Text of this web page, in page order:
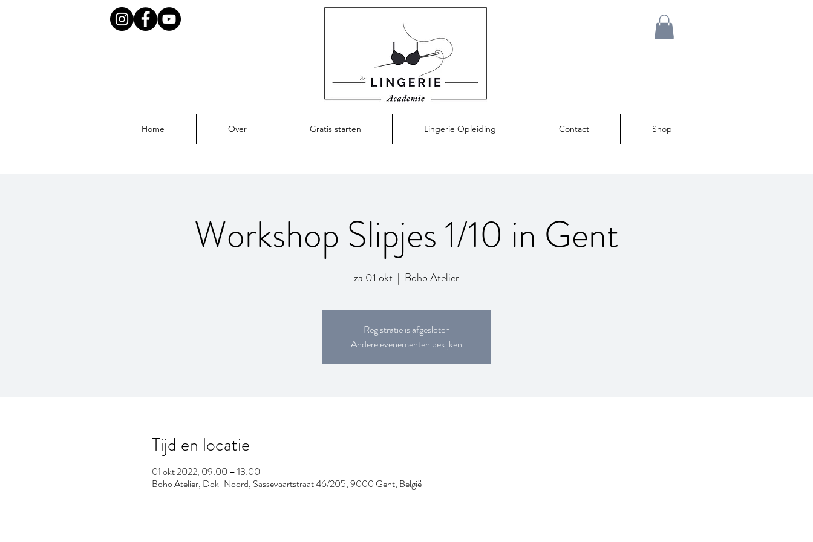
Home Over Gratis starten Lingerie Opleiding Contact Shop
Workshop Slipjes 1/10 in Gent
za 01 okt
  |
Boho Atelier
Registratie is afgesloten
Andere evenementen bekijken
Tijd en locatie
01 okt 2022, 09:00 – 13:00
Boho Atelier, Dok-Noord, Sassevaartstraat 46/205, 9000 Gent, België